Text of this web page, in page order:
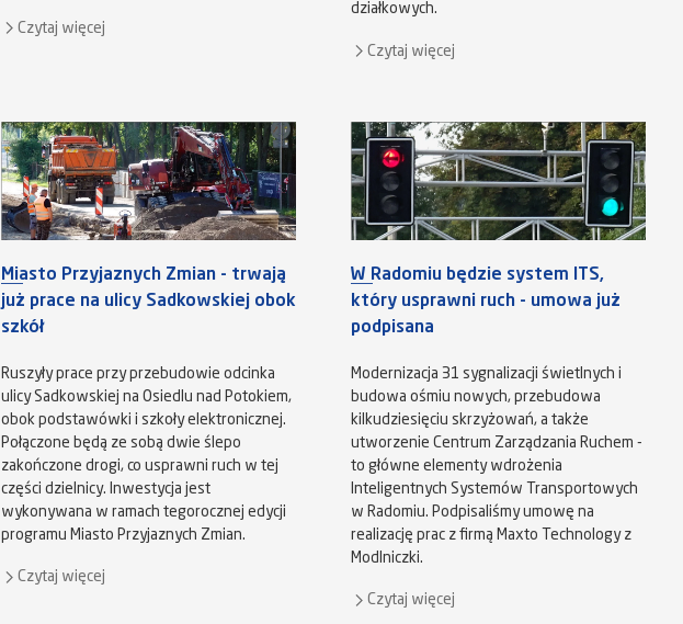
Czytaj więcej
działkowych.
Czytaj więcej
Miasto Przyjaznych Zmian - trwają
już prace na ulicy Sadkowskiej obok
szkół
Ruszyły prace przy przebudowie odcinka
ulicy Sadkowskiej na Osiedlu nad Potokiem,
obok podstawówki i szkoły elektronicznej.
Połączone będą ze sobą dwie ślepo
zakończone drogi, co usprawni ruch w tej
części dzielnicy. Inwestycja jest
wykonywana w ramach tegorocznej edycji
programu Miasto Przyjaznych Zmian.
Czytaj więcej
W Radomiu będzie system ITS,
który usprawni ruch - umowa już
podpisana
Modernizacja 31 sygnalizacji świetlnych i
budowa ośmiu nowych, przebudowa
kilkudziesięciu skrzyżowań, a także
utworzenie Centrum Zarządzania Ruchem -
to główne elementy wdrożenia
Inteligentnych Systemów Transportowych
w Radomiu. Podpisaliśmy umowę na
realizację prac z firmą Maxto Technology z
Modlniczki.
Czytaj więcej